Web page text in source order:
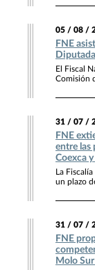
05 / 08 /
FNE
El Fiscal
Comisión
31 / 07 /
FNE
entre las
Coexca
La
un plazo
31 / 07 /
FNE
Molo